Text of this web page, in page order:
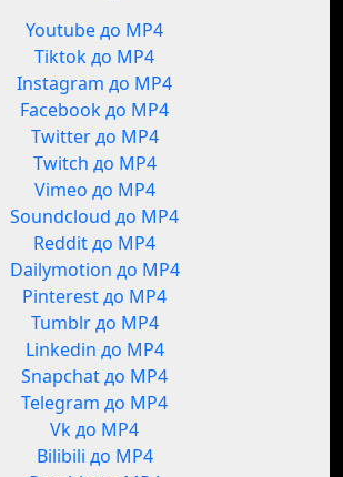
Youtube до MP4
Tiktok до MP4
Instagram до MP4
Facebook до MP4
Twitter до MP4
Twitch до MP4
Vimeo до MP4
Soundcloud до MP4
Reddit до MP4
Dailymotion до MP4
Pinterest до MP4
Tumblr до MP4
Linkedin до MP4
Snapchat до MP4
Telegram до MP4
Vk до MP4
Bilibili до MP4